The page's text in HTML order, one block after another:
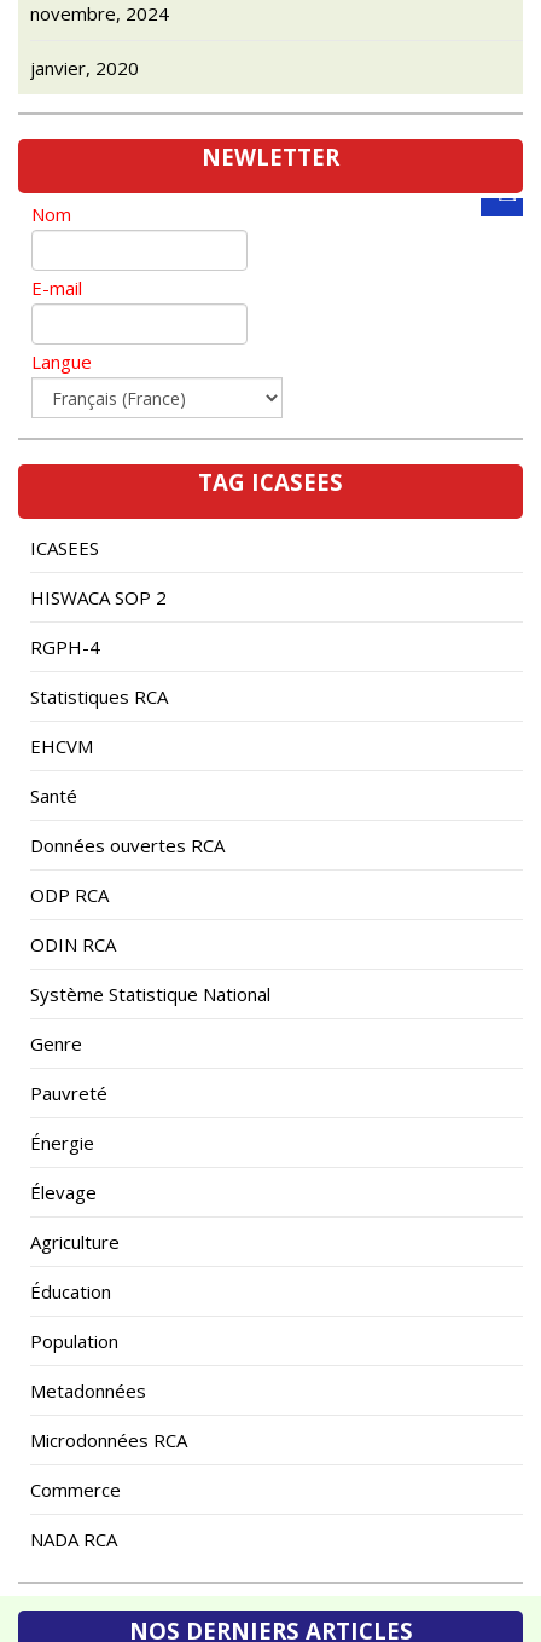
novembre, 2024
janvier, 2020
NEWLETTER
Nom
E-mail
Langue
TAG ICASEES
ICASEES
HISWACA SOP 2
RGPH-4
Statistiques RCA
EHCVM
Santé
Données ouvertes RCA
ODP RCA
ODIN RCA
Système Statistique National
Genre
Pauvreté
Énergie
Élevage
Agriculture
Éducation
Population
Metadonnées
Microdonnées RCA
Commerce
NADA RCA
NOS DERNIERS ARTICLES